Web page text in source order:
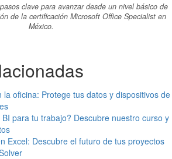
clave para avanzar desde un nivel básico de
de la certificación Microsoft Office Specialist en
México.
la oficina: Protege tus datos y dispositivos de
para tu trabajo? Descubre nuestro curso y
Excel: Descubre el futuro de tus proyectos